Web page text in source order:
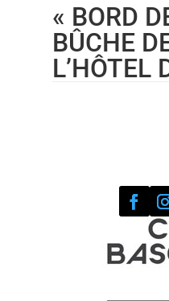
« BORD
BÛCHE
L’HÔTEL